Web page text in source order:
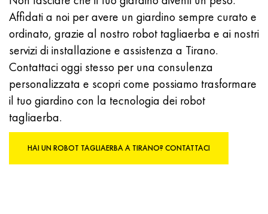
Affidati a noi per avere un giardino sempre curato e
ordinato, grazie al nostro robot tagliaerba e ai nostri
servizi di installazione e assistenza a Tirano.
Contattaci oggi stesso per una consulenza
personalizzata e scopri come possiamo trasformare
il tuo giardino con la tecnologia dei robot
tagliaerba.
HAI UN ROBOT TAGLIAERBA A TIRANO? CONTATTACI